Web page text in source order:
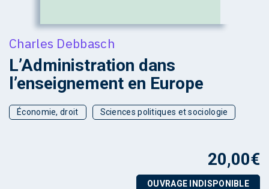
Charles Debbasch
L’Administration dans
l’enseignement en Europe
Économie, droit Sciences politiques et sociologie
20,00€
OUVRAGE INDISPONIBLE